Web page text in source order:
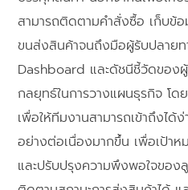
สามารถติดตามคำสั่งซื้อ เก็บข้อ
ขนส่งสินค้าจนถึงมือผู้รับปลายท
Dashboard และดัชนีชี้วัดของ
กลยุทธ์ในการวางแผนธุรกิจ โ
เพื่อให้ทีมงานสามารถเข้าถึงได้
อย่างต่อเนื่องมากขึ้น เพื่อเป้า
และปรับปรุงความพึงพอใจของ